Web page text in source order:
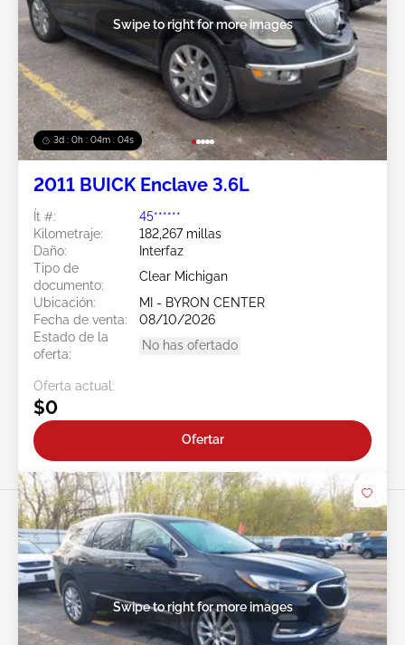
3d : 0h : 04m : 02s
Swipe to right for more images
2011 BUICK Enclave 3.6L
Ít #:
45******
Kilometraje:
182,267 millas
Daño:
Interfaz
Tipo de
documento:
Clear Michigan
Ubicación:
MI - BYRON CENTER
Fecha de venta:
08/10/2026
Estado de la
oferta:
No has ofertado
Oferta actual:
$0
Ofertar
Swipe to right for more images